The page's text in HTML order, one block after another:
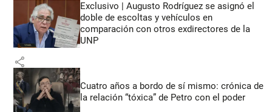
Exclusivo | Augusto Rodríguez se asignó el
doble de escoltas y vehículos en
comparación con otros exdirectores de la
UNP
share
Cuatro años a bordo de sí mismo: crónica de
la relación “tóxica” de Petro con el poder